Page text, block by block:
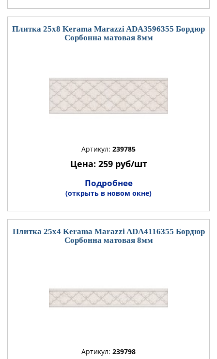
Плитка 25x8 Kerama Marazzi ADA3596355 Бордюр
Сорбонна матовая 8мм
Артикул: 239785
Цена: 259 руб/шт
Подробнее
(открыть в новом окне)
Плитка 25x4 Kerama Marazzi ADA4116355 Бордюр
Сорбонна матовая 8мм
Артикул: 239798